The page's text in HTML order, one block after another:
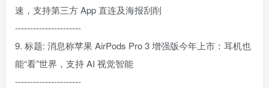
速，支持第三方 App 直连及海报刮削
----------------------
9. 标题: 消息称苹果 AirPods Pro 3 增强版今年上市：耳机也
能“看”世界，支持 AI 视觉智能
----------------------